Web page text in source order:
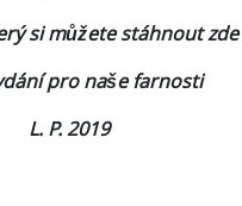
si můžete stáhnout zde
pro naše farnosti
L. P. 2019